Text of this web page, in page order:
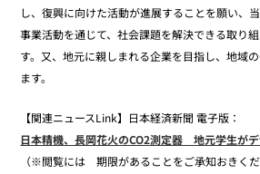
し、復興に向けた活動が進展することを願い、
事業活動を通じて、社会課題を解決できる取り
す。又、地元に親しまれる企業を目指し、地域
ます。
【関連ニュースLink】日本経済新聞 電子版：
日本精機、長岡花火のCO2測定器 地元学生が
（※閲覧には 期限があることをご承知おきくだ